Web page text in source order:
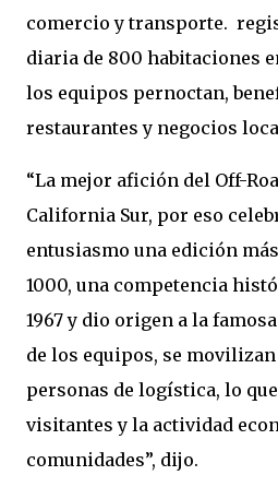
comercio y transporte.
diaria de 800 habitaciones
los equipos pernoctan,
restaurantes y negocios
“La mejor afición del Off-
California Sur, por eso
entusiasmo una edición
1000, una competencia
1967 y dio origen a la
de los equipos, se
personas de logística, lo
visitantes y la actividad
comunidades”, dijo.